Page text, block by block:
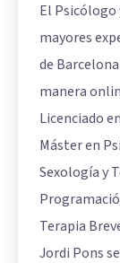
El Psicólogo
mayores
de
manera
Licenciado
Máster en
Sexología y
Terapia
Jordi Pons